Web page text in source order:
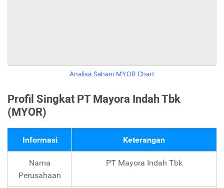
Analisa Saham MYOR Chart
Profil Singkat PT Mayora Indah Tbk
(MYOR)
Informasi Keterangan
Nama
Perusahaan
PT Mayora Indah Tbk